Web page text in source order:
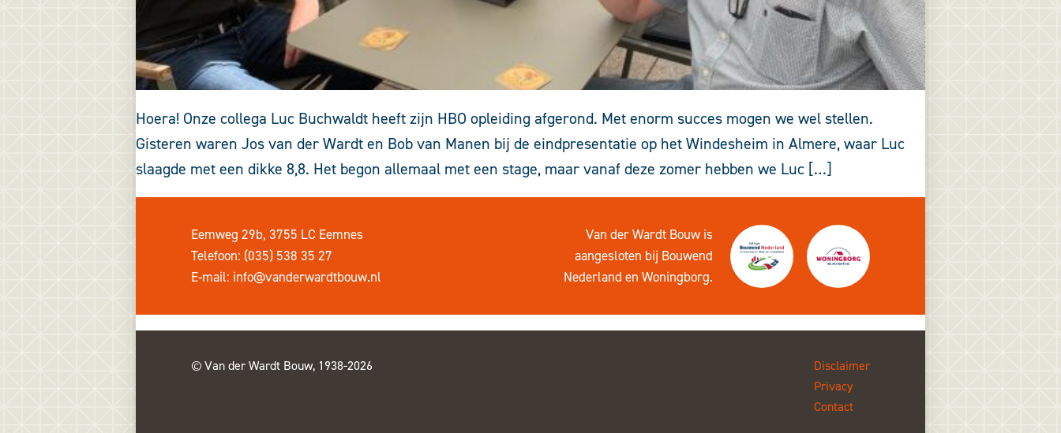
Hoera! Onze collega Luc Buchwaldt heeft zijn HBO opleiding afgerond. Met enorm succes mogen we wel stellen.
Gisteren waren Jos van der Wardt en Bob van Manen bij de eindpresentatie op het Windesheim in Almere, waar Luc
slaagde met een dikke 8,8. Het begon allemaal met een stage, maar vanaf deze zomer hebben we Luc […]
Eemweg 29b, 3755 LC Eemnes
Telefoon: (035) 538 35 27
E-mail: info@vanderwardtbouw.nl
Van der Wardt Bouw is
aangesloten bij Bouwend
Nederland en Woningborg.
Van der Wardt Bouw, 1938-2026
Disclaimer
Privacy
Contact